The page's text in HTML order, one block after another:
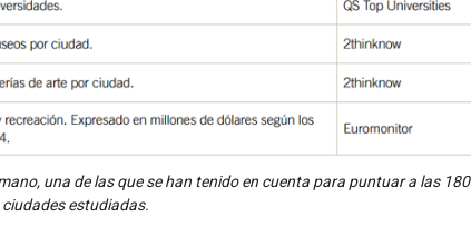
una de las que se han tenido en cuenta para puntuar a las 180
ciudades estudiadas.